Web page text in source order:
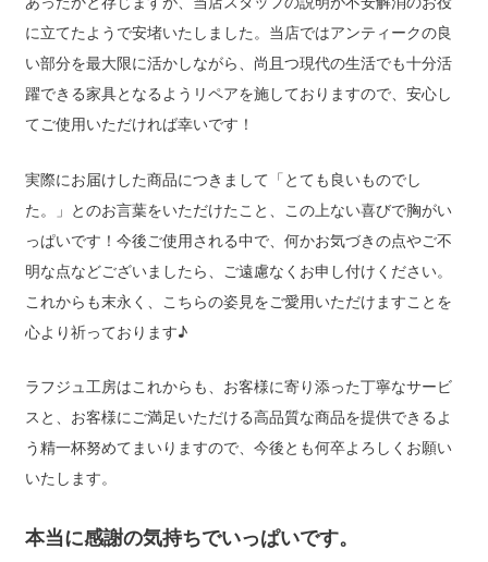
に立てたようで安堵いたしました。当店ではアンティークの良
い部分を最大限に活かしながら、尚且つ現代の生活でも十分活
躍できる家具となるようリペアを施しておりますので、安心し
てご使用いただければ幸いです！
実際にお届けした商品につきまして「とても良いものでし
た。」とのお言葉をいただけたこと、この上ない喜びで胸がい
っぱいです！今後ご使用される中で、何かお気づきの点やご不
明な点などございましたら、ご遠慮なくお申し付けください。
これからも末永く、こちらの姿見をご愛用いただけますことを
心より祈っております♪
ラフジュ工房はこれからも、お客様に寄り添った丁寧なサービ
スと、お客様にご満足いただける高品質な商品を提供できるよ
う精一杯努めてまいりますので、今後とも何卒よろしくお願い
いたします。
本当に感謝の気持ちでいっぱいです。